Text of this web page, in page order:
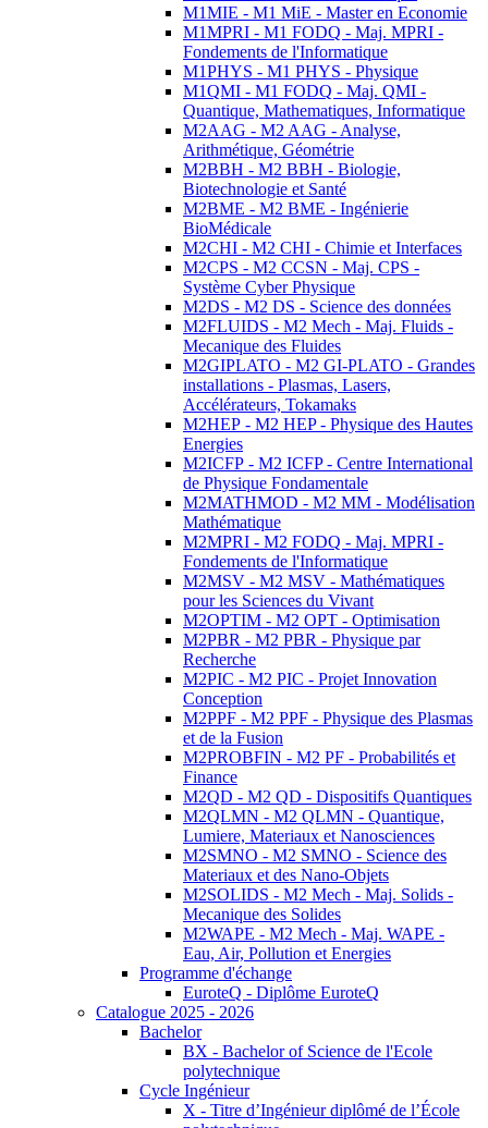
M1MIE - M1 MiE - Master en Economie
M1MPRI - M1 FODQ - Maj. MPRI -
Fondements de l'Informatique
M1PHYS - M1 PHYS - Physique
M1QMI - M1 FODQ - Maj. QMI -
Quantique, Mathematiques, Informatique
M2AAG - M2 AAG - Analyse,
Arithmétique, Géométrie
M2BBH - M2 BBH - Biologie,
Biotechnologie et Santé
M2BME - M2 BME - Ingénierie
BioMédicale
M2CHI - M2 CHI - Chimie et Interfaces
M2CPS - M2 CCSN - Maj. CPS -
Système Cyber Physique
M2DS - M2 DS - Science des données
M2FLUIDS - M2 Mech - Maj. Fluids -
Mecanique des Fluides
M2GIPLATO - M2 GI-PLATO - Grandes
installations - Plasmas, Lasers,
Accélérateurs, Tokamaks
M2HEP - M2 HEP - Physique des Hautes
Energies
M2ICFP - M2 ICFP - Centre International
de Physique Fondamentale
M2MATHMOD - M2 MM - Modélisation
Mathématique
M2MPRI - M2 FODQ - Maj. MPRI -
Fondements de l'Informatique
M2MSV - M2 MSV - Mathématiques
pour les Sciences du Vivant
M2OPTIM - M2 OPT - Optimisation
M2PBR - M2 PBR - Physique par
Recherche
M2PIC - M2 PIC - Projet Innovation
Conception
M2PPF - M2 PPF - Physique des Plasmas
et de la Fusion
M2PROBFIN - M2 PF - Probabilités et
Finance
M2QD - M2 QD - Dispositifs Quantiques
M2QLMN - M2 QLMN - Quantique,
Lumiere, Materiaux et Nanosciences
M2SMNO - M2 SMNO - Science des
Materiaux et des Nano-Objets
M2SOLIDS - M2 Mech - Maj. Solids -
Mecanique des Solides
M2WAPE - M2 Mech - Maj. WAPE -
Eau, Air, Pollution et Energies
Programme d'échange
EuroteQ - Diplôme EuroteQ
Catalogue 2025 - 2026
Bachelor
BX - Bachelor of Science de l'Ecole
polytechnique
Cycle Ingénieur
X - Titre d’Ingénieur diplômé de l’École